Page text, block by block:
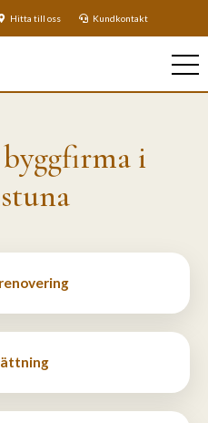
Hitta till oss Kundkontakt
i